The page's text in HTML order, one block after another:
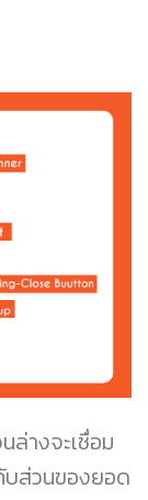
ล่างจะเชื่อม
บส่วนของยอด